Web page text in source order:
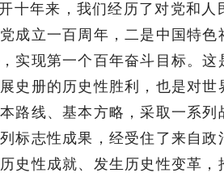
十年来，我们经历了对党和
成立一百周年，二是中国特色
实现第一个百年奋斗目标。
史册的历史性胜利，也是对
路线、基本方略，采取一系
标志性成果，经受住了来自
史性成就、发生历史性变革